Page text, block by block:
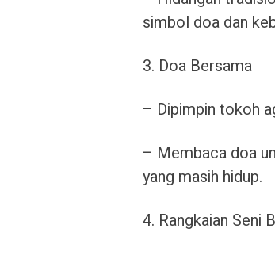
simbol doa dan
3. Doa Bersama
– Dipimpin tokoh
– Membaca doa
yang masih hidup.
4. Rangkaian Seni